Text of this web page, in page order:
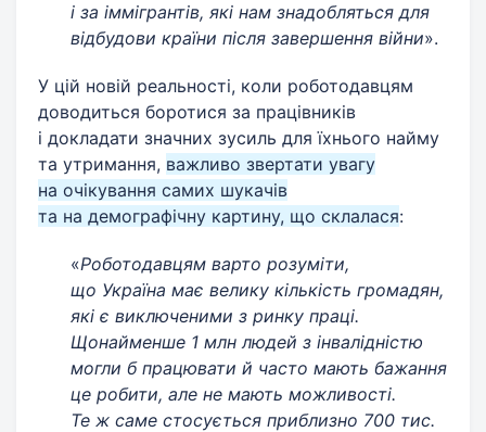
і за іммігрантів, які нам знадобляться для
відбудови країни після завершення війни».
У цій новій реальності, коли роботодавцям
доводиться боротися за працівників
і докладати значних зусиль для їхнього найму
та утримання, важливо звертати увагу
на очікування самих шукачів
та на демографічну картину, що склалася:
«Роботодавцям варто розуміти,
що Україна має велику кількість громадян,
які є виключеними з ринку праці.
Щонайменше 1 млн людей з інвалідністю
могли б працювати й часто мають бажання
це робити, але не мають можливості.
Те ж саме стосується приблизно 700 тис.